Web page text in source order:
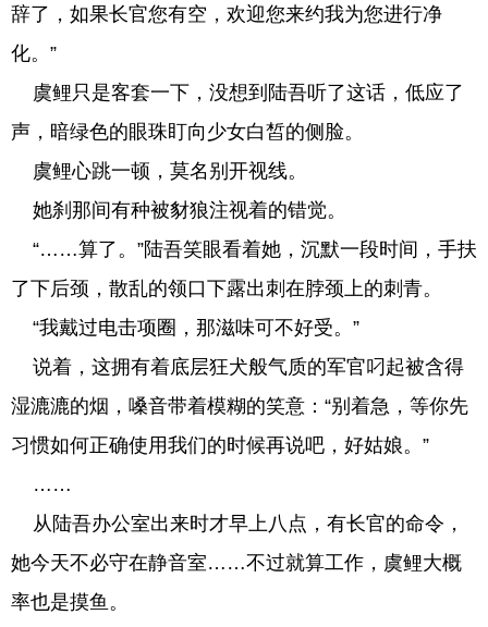
辞了，如果长官您有空，欢迎您来约我为您进行净
化。”
虞鲤只是客套一下，没想到陆吾听了这话，低应了
声，暗绿色的眼珠盯向少女白皙的侧脸。
虞鲤心跳一顿，莫名别开视线。
她刹那间有种被豺狼注视着的错觉。
“……算了。”陆吾笑眼看着她，沉默一段时间，手扶
了下后颈，散乱的领口下露出刺在脖颈上的刺青。
“我戴过电击项圈，那滋味可不好受。”
说着，这拥有着底层狂犬般气质的军官叼起被含得
湿漉漉的烟，嗓音带着模糊的笑意：“别着急，等你先
习惯如何正确使用我们的时候再说吧，好姑娘。”
……
从陆吾办公室出来时才早上八点，有长官的命令，
她今天不必守在静音室……不过就算工作，虞鲤大概
率也是摸鱼。